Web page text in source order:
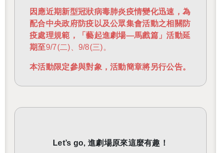
因應近期新型冠狀病毒肺炎疫情變化迅速，為
配合中央政府防疫以及公眾集會活動之相關防
疫處理規範，「藝起進劇場—馬戲篇」活動延
期至9/7(二)、9/8(三)。
本活動限定參與對象，活動簡章將另行公告。
Let’s go, 進劇場原來這麼有趣！